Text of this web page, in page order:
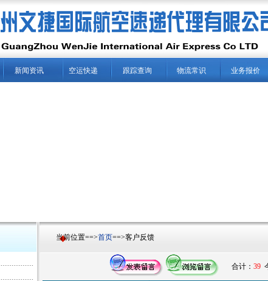
新闻资讯 空运快递 跟踪查询 物流常识 业务报价
当前位置==>首页==>客户反馈
合计： 39